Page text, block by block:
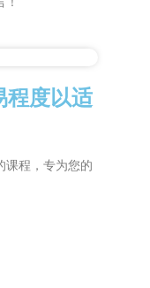
程度以适
课程，专为您的